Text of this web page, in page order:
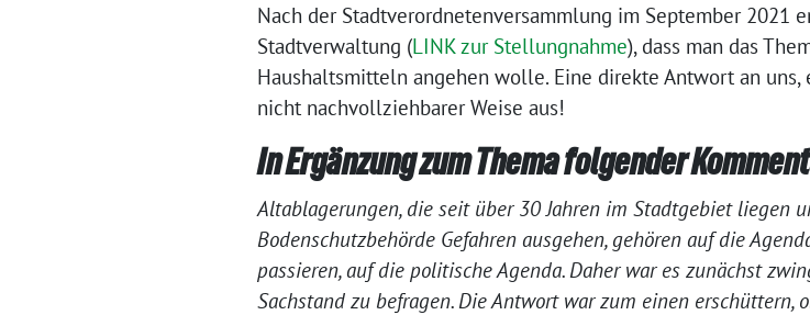
Nach der Stadtverordnetenversammlung im September 2021
Stadtverwaltung (LINK zur Stellungnahme), dass man das
Haushaltsmitteln angehen wolle. Eine direkte Antwort an
nicht nachvollziehbarer Weise aus!
In Ergänzung zum Thema folgender
Altablagerungen, die seit über 30 Jahren im Stadtgebiet liegen
Bodenschutzbehörde Gefahren ausgehen, gehören auf die
passieren, auf die politische Agenda. Daher war es zunächst
Sachstand zu befragen. Die Antwort war zum einen